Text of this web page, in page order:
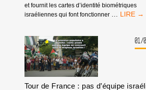
et fournit les cartes d’identité biométriques
israéliennes qui font fonctionner
01/
Tour de France : pas d’équipe